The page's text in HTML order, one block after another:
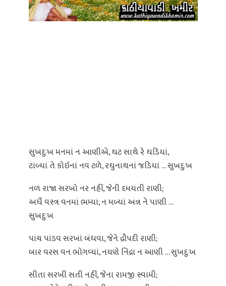
સુખદુઃખ મનમાં ન આણીએ, ઘટ સાથે રે ઘડિયાં,
ટાળ્યાં તે કોઇનાં નવ ટળે, રઘુનાથનાં જડિયાં … સુખદુઃખ
નળ રાજા સરખો નર નહીં, જેની દમયંતી રાણી;
અર્ધે વસ્ત્ર વનમાં ભમ્યાં, ન મળ્યાં અન્ન ને પાણી …
સુખદુઃખ
પાંચ પાંડવ સરખાં બંધવા, જેને દ્રૌપદી રાણી;
બાર વરસ વન ભોગવ્યાં, નયણે નિંદ્રા ન આણી … સુખદુઃખ
સીતા સરખી સતી નહીં, જેના રામજી સ્વામી;